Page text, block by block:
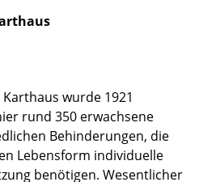
wurde 1921
rund 350 erwachsene
Behinderungen, die
Lebensform individuelle
benötigen. Wesentlicher